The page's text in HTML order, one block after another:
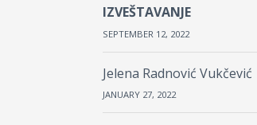
IZVEŠTAVANJE
SEPTEMBER 12, 2022
Jelena Radnović Vukčević
JANUARY 27, 2022